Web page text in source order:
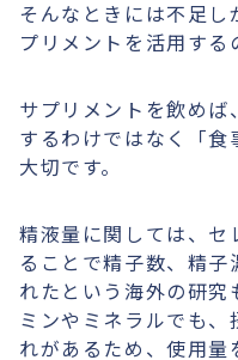
そんなときには不足
プリメントを活用する
サプリメントを飲め
するわけではなく「
大切です。
精液量に関しては、セ
ることで精子数、精
れたという海外の研究
ミンやミネラルでも
れがあるため、使用量